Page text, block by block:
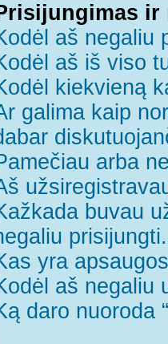
ir
aš negaliu
aš iš viso
kiekvieną
galima kaip
arba
buvau
yra
aš negaliu
daro nuoroda